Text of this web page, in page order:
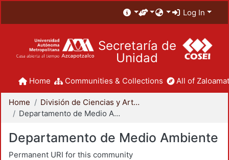
Log In
Secretaría de
Unidad
Home Communities & Collections All of
Home
División de Ciencias y Artes para el Diseño
Departamento de Medio Ambiente
Departamento de Medio Ambiente
Permanent URI for this community